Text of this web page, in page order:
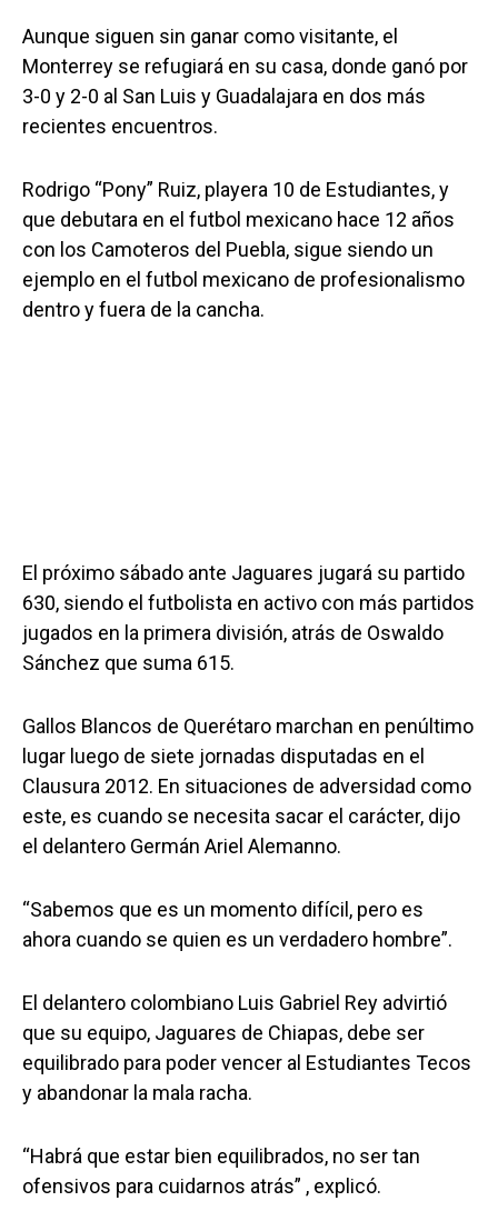
Aunque siguen sin ganar como visitante, el
Monterrey se refugiará en su casa, donde ganó por
3-0 y 2-0 al San Luis y Guadalajara en dos más
recientes encuentros.
Rodrigo “Pony” Ruiz, playera 10 de Estudiantes, y
que debutara en el futbol mexicano hace 12 años
con los Camoteros del Puebla, sigue siendo un
ejemplo en el futbol mexicano de profesionalismo
dentro y fuera de la cancha.
El próximo sábado ante Jaguares jugará su partido
630, siendo el futbolista en activo con más partidos
jugados en la primera división, atrás de Oswaldo
Sánchez que suma 615.
Gallos Blancos de Querétaro marchan en penúltimo
lugar luego de siete jornadas disputadas en el
Clausura 2012. En situaciones de adversidad como
este, es cuando se necesita sacar el carácter, dijo
el delantero Germán Ariel Alemanno.
“Sabemos que es un momento difícil, pero es
ahora cuando se quien es un verdadero hombre”.
El delantero colombiano Luis Gabriel Rey advirtió
que su equipo, Jaguares de Chiapas, debe ser
equilibrado para poder vencer al Estudiantes Tecos
y abandonar la mala racha.
“Habrá que estar bien equilibrados, no ser tan
ofensivos para cuidarnos atrás” , explicó.